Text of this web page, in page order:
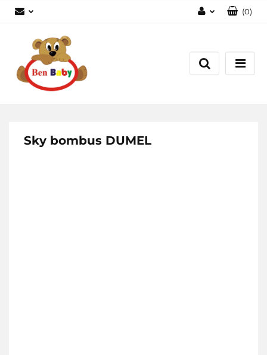
Zarejestruj się
Dodaj zgłoszenie
(0)
Sky bombus DUMEL